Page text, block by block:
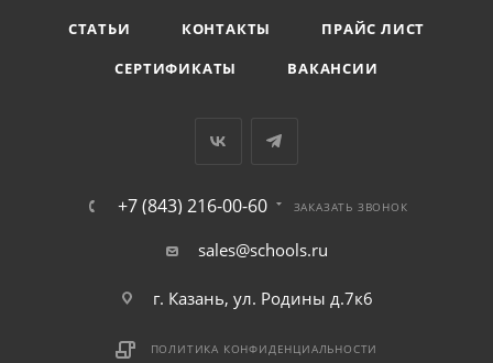
СТАТЬИ
КОНТАКТЫ
ПРАЙС ЛИСТ
СЕРТИФИКАТЫ
ВАКАНСИИ
+7 (843) 216-00-60 ЗАКАЗАТЬ ЗВОНОК
sales@schools.ru
г. Казань, ул. Родины д.7к6
ПОЛИТИКА КОНФИДЕНЦИАЛЬНОСТИ